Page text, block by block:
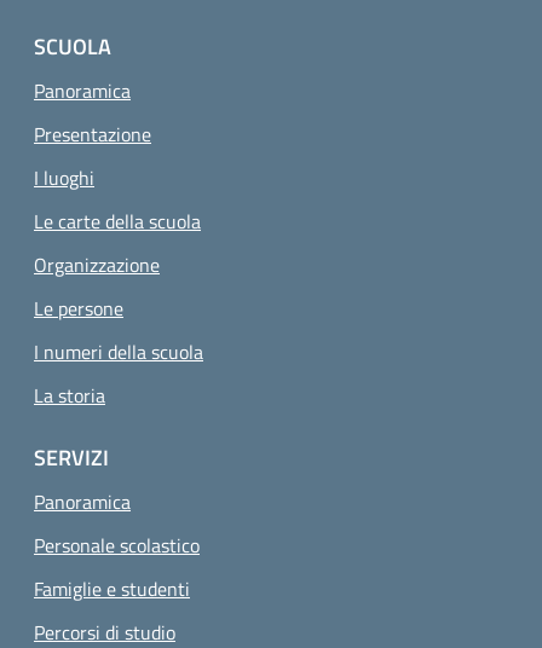
SCUOLA
Panoramica
Presentazione
I luoghi
Le carte della scuola
Organizzazione
Le persone
I numeri della scuola
La storia
SERVIZI
Panoramica
Personale scolastico
Famiglie e studenti
Percorsi di studio